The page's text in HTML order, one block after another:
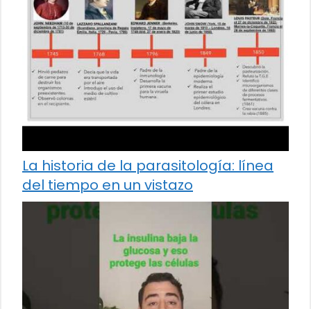
La historia de la parasitología: línea
del tiempo en un vistazo